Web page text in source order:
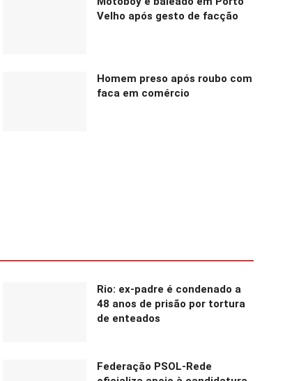
Velho após gesto de facção
Homem preso após roubo com
faca em comércio
Rio: ex-padre é condenado a
48 anos de prisão por tortura
de enteados
Federação PSOL-Rede